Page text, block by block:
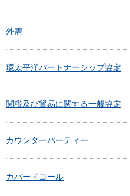
外需
環太平洋パートナーシップ協定
関税及び貿易に関する一般協定
カウンターパーティー
カバードコール